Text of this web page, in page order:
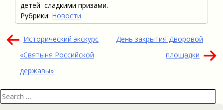
детей сладкими призами.
Рубрики: Новости
Навигация
по
Исторический экскурс
«Святыня Российской
державы»
День закрытия Дворовой
площадки
Search
for: